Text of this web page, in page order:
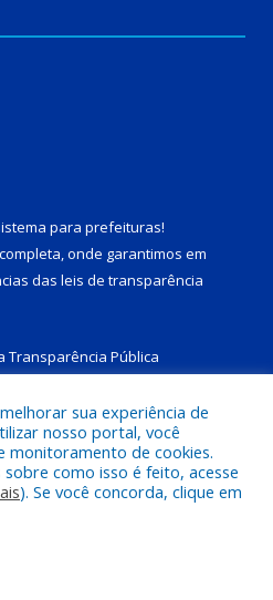
para prefeituras!
completa, onde garantimos em
das leis de transparência
Transparência Pública
a Prefeitura Municipal de Tucuruí-
PA.
Administrativa
sua experiência de
nosso portal, você
monitoramento de cookies.
como isso é feito, acesse
). Se você concorda, clique em